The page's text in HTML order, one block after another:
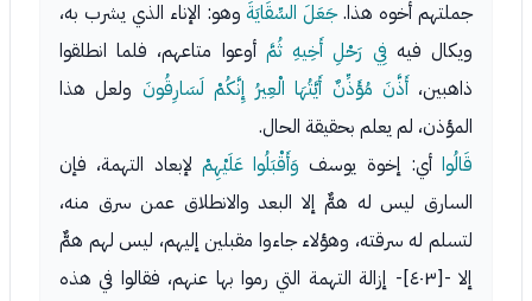
جملتهم أخوه هذا.جَعَلَ السِّقَايَةَ وهو: الإناء الذي يشرب به،
ويكال فيهفِي رَحْلِ أَخِيهِ ثُمَّ أوعوا متاعهم، فلما انطلقوا
ذاهبين،أَذَّنَ مُؤَذِّنٌ أَيَّتُهَا الْعِيرُ إِنَّكُمْ لَسَارِقُونَ ولعل هذا
المؤذن، لم يعلم بحقيقة الحال.
قَالُوا أي: إخوة يوسف وَأَقْبَلُوا عَلَيْهِمْ لإبعاد التهمة، فإن
السارق ليس له همٌّ إلا البعد والانطلاق عمن سرق منه،
لتسلم له سرقته، وهؤلاء جاءوا مقبلين إليهم، ليس لهم همٌّ
إلا -[٤٠٣]- إزالة التهمة التي رموا بها عنهم، فقالوا في هذه